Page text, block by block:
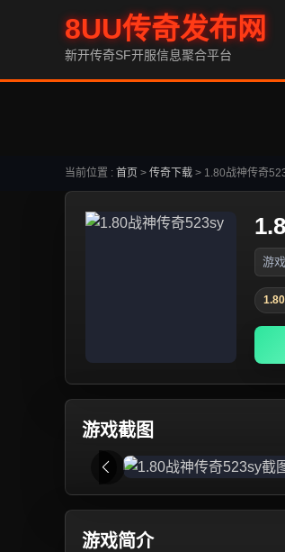
8UU传奇发布网
新开传奇SF开服信息聚合平台
当前位置 : 首页 > 传奇下载 > 1.80战神传奇
游
游戏截图
游戏简介